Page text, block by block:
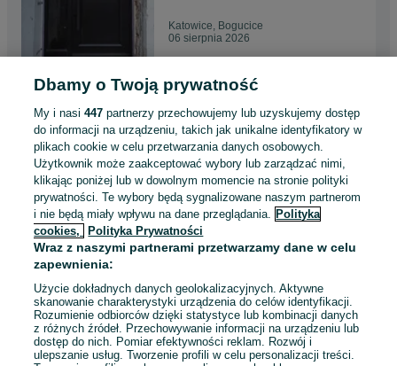
Katowice, Bogucice
06 sierpnia 2026
Drzwi zewnętrzne drewniane,
Cała Polska, Czyste Powietrze
4 990 zł
Tarnów
Odświeżono dnia 06 sierpnia 2026
Drzwi zewnętrzne od
producenta, Darmowa
Katowice, Bogucice
Odświeżono dnia 06 sierpnia 2026
Dbamy o Twoją prywatność
My i nasi447 partnerzy przechowujemy lub uzyskujemy dostęp
do informacji na urządzeniu, takich jak unikalne identyfikatory w
plikach cookie w celu przetwarzania danych osobowych.
Użytkownik może zaakceptować wybory lub zarządzać nimi,
klikając poniżej lub w dowolnym momencie na stronie polityki
prywatności. Te wybory będą sygnalizowane naszym partnerom
i nie będą miały wpływu na dane przeglądania. Polityka
cookies,
Polityka Prywatności
Wraz z naszymi partnerami przetwarzamy dane w celu
zapewnienia:
Użycie dokładnych danych geolokalizacyjnych. Aktywne
skanowanie charakterystyki urządzenia do celów identyfikacji.
Rozumienie odbiorców dzięki statystyce lub kombinacji danych
z różnych źródeł. Przechowywanie informacji na urządzeniu lub
dostęp do nich. Pomiar efektywności reklam. Rozwój i
ulepszanie usług. Tworzenie profili w celu personalizacji treści.